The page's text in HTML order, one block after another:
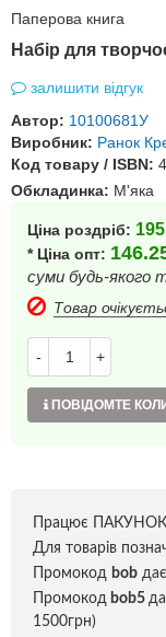
Паперова книга
Набір для
залишити відгук
Автор: 10100681У
Виробник: Ранок
Код товару / ISBN:
Обкладинка: М'яка
Ціна роздріб:
* Ціна опт:
суми будь-якого
Товар
- +
ПОВІДОМТЕ
Працює
Для товарів
Промокод bob дає
Промокод bob5
1500грн)